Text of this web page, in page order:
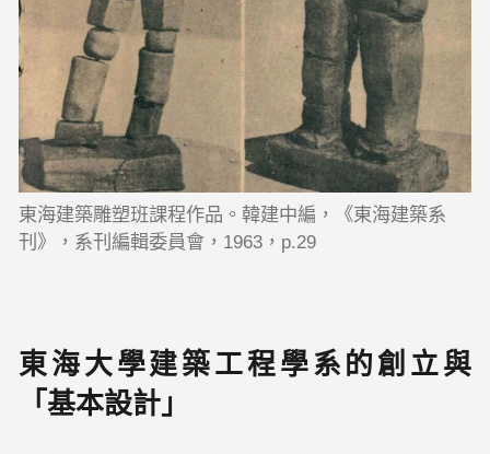
東海建築雕塑班課程作品。韓建中編，《東海建築系
刊》，系刊編輯委員會，1963，p.29
東海大學建築工程學系的創立與
「基本設計」